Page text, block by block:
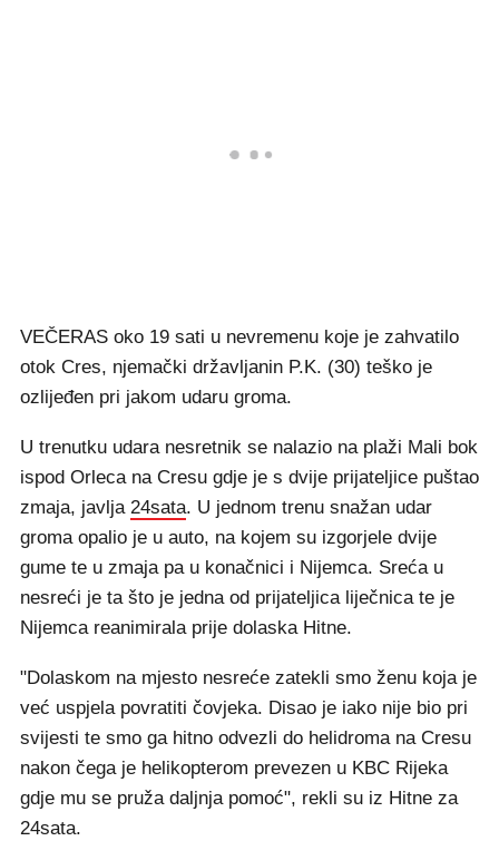
VEČERAS oko 19 sati u nevremenu koje je zahvatilo
otok Cres, njemački državljanin P.K. (30) teško je
ozlijeđen pri jakom udaru groma.
U trenutku udara nesretnik se nalazio na plaži Mali bok
ispod Orleca na Cresu gdje je s dvije prijateljice puštao
zmaja, javlja 24sata. U jednom trenu snažan udar
groma opalio je u auto, na kojem su izgorjele dvije
gume te u zmaja pa u konačnici i Nijemca. Sreća u
nesreći je ta što je jedna od prijateljica liječnica te je
Nijemca reanimirala prije dolaska Hitne.
"Dolaskom na mjesto nesreće zatekli smo ženu koja je
već uspjela povratiti čovjeka. Disao je iako nije bio pri
svijesti te smo ga hitno odvezli do helidroma na Cresu
nakon čega je helikopterom prevezen u KBC Rijeka
gdje mu se pruža daljnja pomoć", rekli su iz Hitne za
24sata.